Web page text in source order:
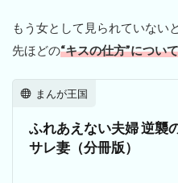
もう女として見られていない
先ほどの“キスの仕方”につい
まんが王国
ふれあえない夫婦 逆襲
サレ妻（分冊版）